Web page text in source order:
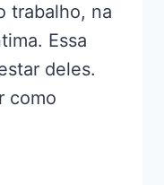
trabalho, na
Essa
deles.
como